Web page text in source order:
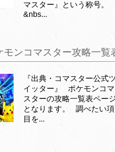
マスター』という称号。
&nbs...
モンコマスター攻略一覧
『出典・コマスター公式
イッター』 ポケモンコマ
スターの攻略一覧表ペー
となります。 調べたい項
目を...